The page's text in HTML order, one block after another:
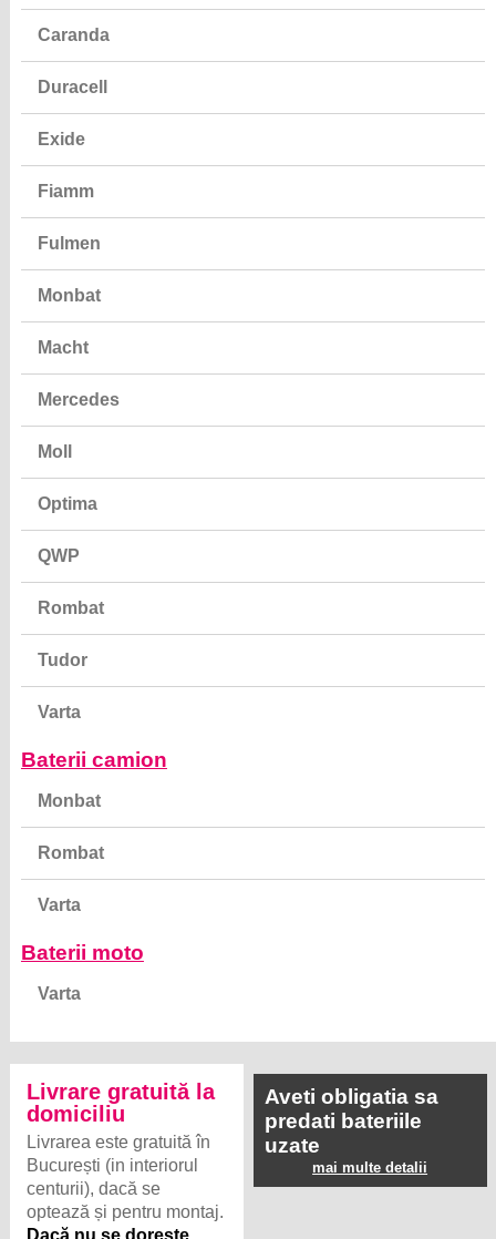
Caranda
Duracell
Exide
Fiamm
Fulmen
Monbat
Macht
Mercedes
Moll
Optima
QWP
Rombat
Tudor
Varta
Baterii camion
Monbat
Rombat
Varta
Baterii moto
Varta
Livrare gratuită la
domiciliu
Livrarea este gratuită în
București (in interiorul
centurii), dacă se
optează și pentru montaj.
Dacă nu se dorește
Aveti obligatia sa
predati bateriile
uzate
mai multe detalii